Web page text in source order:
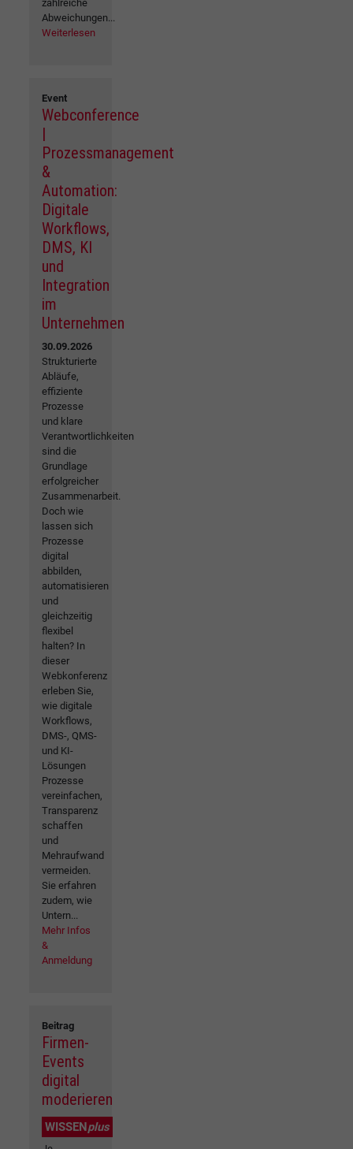
zahlreiche
Abweichungen...
Weiterlesen
Event
Webconference
|
Prozessmanagement
&
Automation:
Digitale
Workflows,
DMS, KI
und
Integration
im
Unternehmen
30.09.2026
Strukturierte
Abläufe,
effiziente
Prozesse
und klare
Verantwortlichkeiten
sind die
Grundlage
erfolgreicher
Zusammenarbeit.
Doch wie
lassen sich
Prozesse
digital
abbilden,
automatisieren
und
gleichzeitig
flexibel
halten? In
dieser
Webkonferenz
erleben Sie,
wie digitale
Workflows,
DMS-, QMS-
und KI-
Lösungen
Prozesse
vereinfachen,
Transparenz
schaffen
und
Mehraufwand
vermeiden.
Sie erfahren
zudem, wie
Untern...
Mehr Infos
&
Anmeldung
Beitrag
Firmen-
Events
digital
moderieren
WISSENplus